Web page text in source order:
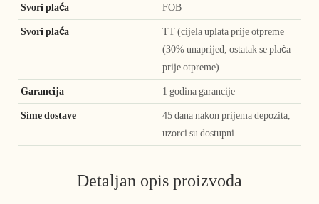
Svori plaća FOB
Svori plaća
TT (cijela uplata prije otpreme
(30% unaprijed, ostatak se plaća
prije otpreme).
Garancija 1 godina garancije
Sime dostave
45 dana nakon prijema depozita,
uzorci su dostupni
Detaljan opis proizvoda